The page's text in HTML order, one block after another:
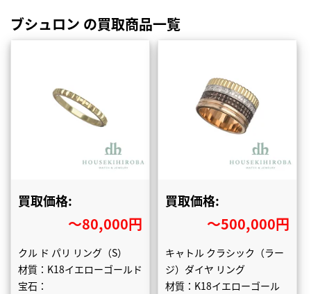
ブシュロン の買取商品一覧
買取価格:
〜80,000円
クル ド パリ リング（S）
材質：K18イエローゴールド
宝石：
買取価格:
〜500,000円
キャトル クラシック（ラー
ジ）ダイヤ リング
材質：K18イエローゴール